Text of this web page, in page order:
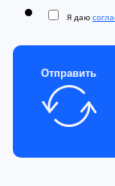
Я даю
Отправить